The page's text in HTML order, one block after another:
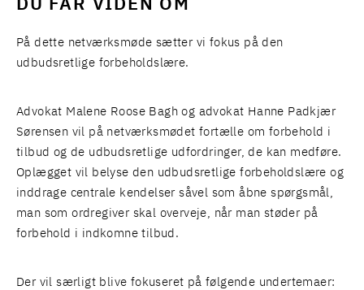
DU FÅR VIDEN OM
På dette netværksmøde sætter vi fokus på den
udbudsretlige forbeholdslære.
Advokat Malene Roose Bagh og advokat Hanne Padkjær
Sørensen vil på netværksmødet fortælle om forbehold i
tilbud og de udbudsretlige udfordringer, de kan medføre.
Oplægget vil belyse den udbudsretlige forbeholdslære og
inddrage centrale kendelser såvel som åbne spørgsmål,
man som ordregiver skal overveje, når man støder på
forbehold i indkomne tilbud.
Der vil særligt blive fokuseret på følgende undertemaer: